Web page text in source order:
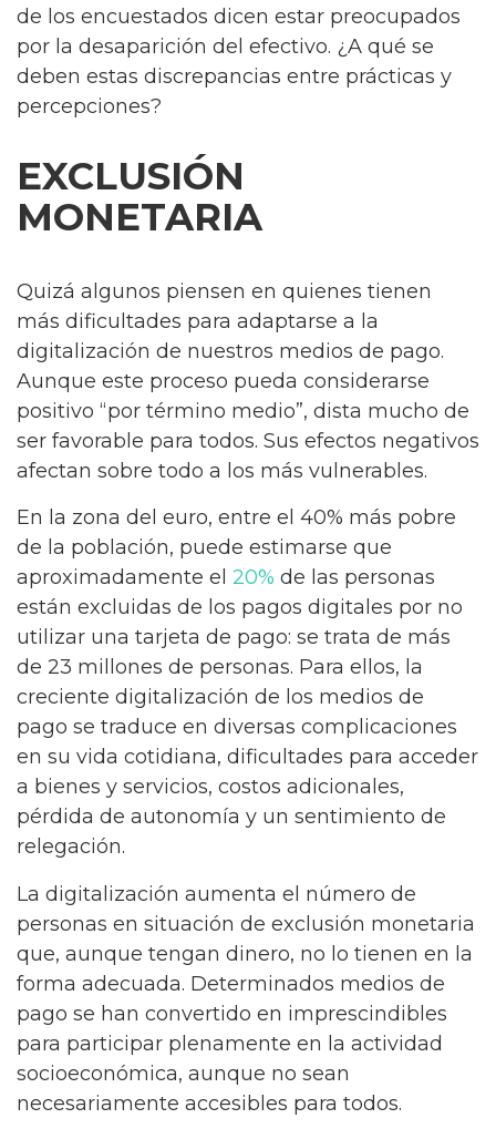
de los encuestados dicen estar preocupados
por la desaparición del efectivo. ¿A qué se
deben estas discrepancias entre prácticas y
percepciones?
EXCLUSIÓN
MONETARIA
Quizá algunos piensen en quienes tienen
más dificultades para adaptarse a la
digitalización de nuestros medios de pago.
Aunque este proceso pueda considerarse
positivo “por término medio”, dista mucho de
ser favorable para todos. Sus efectos negativos
afectan sobre todo a los más vulnerables.
En la zona del euro, entre el 40% más pobre
de la población, puede estimarse que
aproximadamente el 20% de las personas
están excluidas de los pagos digitales por no
utilizar una tarjeta de pago: se trata de más
de 23 millones de personas. Para ellos, la
creciente digitalización de los medios de
pago se traduce en diversas complicaciones
en su vida cotidiana, dificultades para acceder
a bienes y servicios, costos adicionales,
pérdida de autonomía y un sentimiento de
relegación.
La digitalización aumenta el número de
personas en situación de exclusión monetaria
que, aunque tengan dinero, no lo tienen en la
forma adecuada. Determinados medios de
pago se han convertido en imprescindibles
para participar plenamente en la actividad
socioeconómica, aunque no sean
necesariamente accesibles para todos.